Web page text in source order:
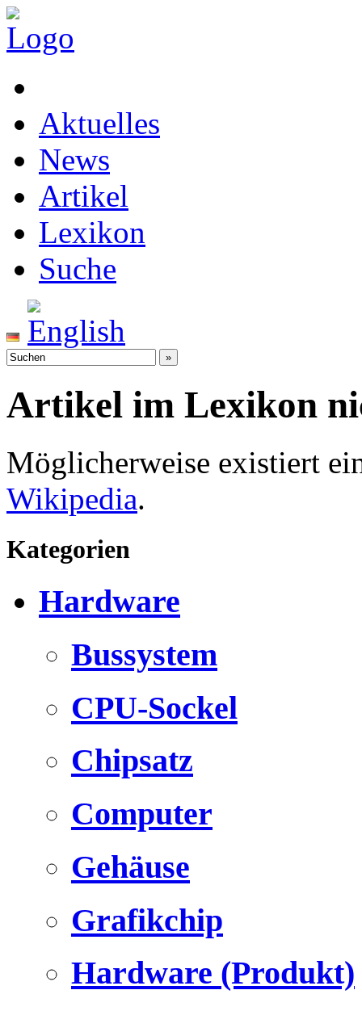
Aktuelles
News
Artikel
Lexikon
Suche
Artikel im Lexikon
Möglicherweise existiert
Wikipedia.
Kategorien
Hardware
Bussystem
CPU-Sockel
Chipsatz
Computer
Gehäuse
Grafikchip
Hardware (Produkt)